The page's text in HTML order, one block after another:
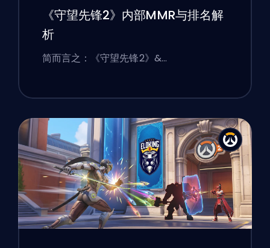
《守望先锋2》内部MMR与排名解
析
简而言之：《守望先锋2》&…